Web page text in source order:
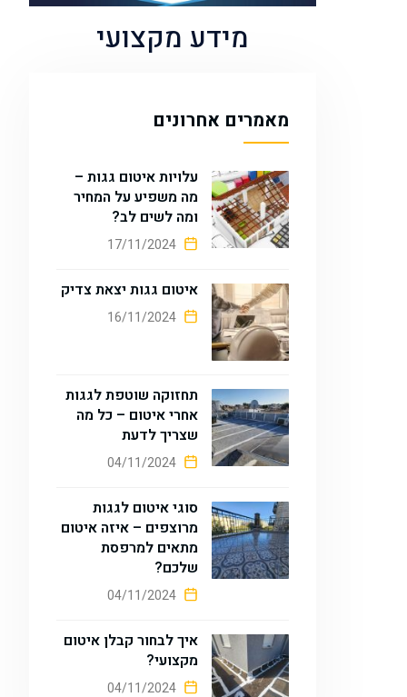
מידע מקצועי
מאמרים אחרונים
עלויות איטום גגות –
מה משפיע על המחיר
ומה לשים לב?
איטום גגות יצאת צדיק
תחזוקה שוטפת לגגות
אחרי איטום – כל מה
שצריך לדעת
סוגי איטום לגגות
מרוצפים – איזה איטום
מתאים למרפסת
שלכם?
איך לבחור קבלן איטום
מקצועי?